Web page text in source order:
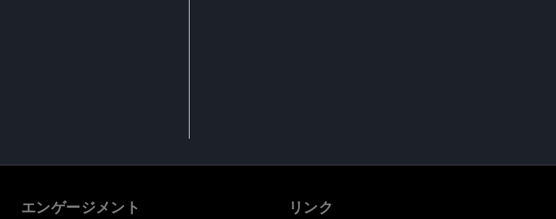
エンゲージメント リンク